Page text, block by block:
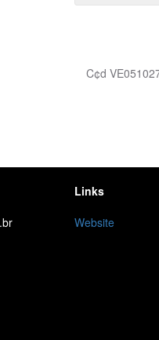
C¢d
Links
Website